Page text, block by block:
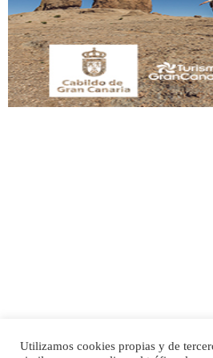
Adopción urgente
Busco adopción responsable para mi perra.
motivos personales ...
Leales.org » Gran Canaria
6.7.2025
Utilizamos cookies propias y de